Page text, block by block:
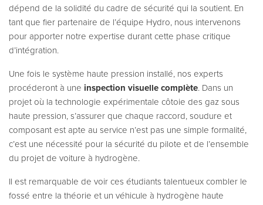
dépend de la solidité du cadre de sécurité qui la soutient. En
tant que fier partenaire de l’équipe Hydro, nous intervenons
pour apporter notre expertise durant cette phase critique
d’intégration.
Une fois le système haute pression installé, nos experts
procéderont à une inspection visuelle complète. Dans un
projet où la technologie expérimentale côtoie des gaz sous
haute pression, s’assurer que chaque raccord, soudure et
composant est apte au service n’est pas une simple formalité,
c’est une nécessité pour la sécurité du pilote et de l’ensemble
du projet de voiture à hydrogène.
Il est remarquable de voir ces étudiants talentueux combler le
fossé entre la théorie et un véhicule à hydrogène haute